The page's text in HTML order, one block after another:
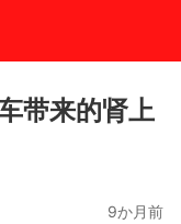
带来的肾上
9か月前